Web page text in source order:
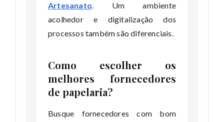
Artesanato. Um ambiente
acolhedor e digitalização dos
processos também são diferenciais.
Como escolher os
melhores fornecedores
de papelaria?
Busque fornecedores com bom